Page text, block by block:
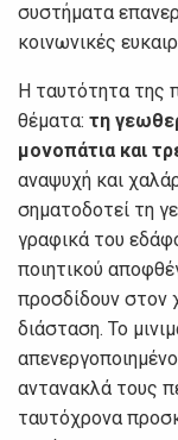
συστήματα
κοινωνικές
Η ταυτότητα της
θέματα: τη
μονοπάτια και
αναψυχή και
σηματοδοτεί τη
γραφικά του
ποιητικού
προσδίδουν στον
διάσταση. Το
αντανακλά τους
ταυτόχρονα